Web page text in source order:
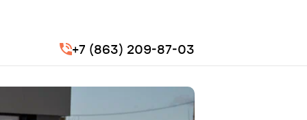
+7 (863) 209-87-03